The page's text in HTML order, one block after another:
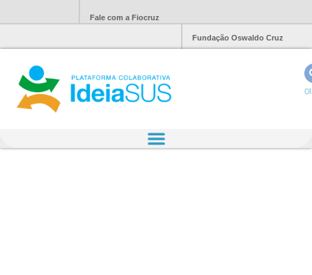
Fale com a Fiocruz
Fundação Oswaldo Cruz